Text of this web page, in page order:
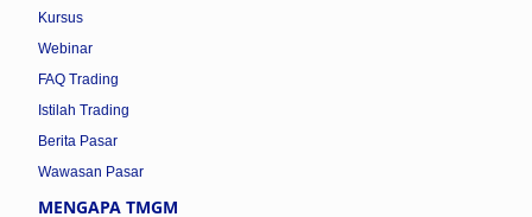
Kursus
Webinar
FAQ Trading
Istilah Trading
Berita Pasar
Wawasan Pasar
MENGAPA TMGM